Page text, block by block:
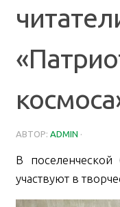
АВТОР: ADMIN ·
В
участвуют в